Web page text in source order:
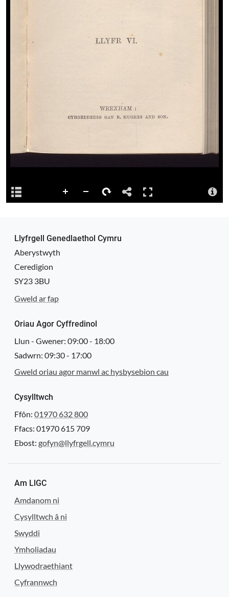
Ystorfa
Digidwyd y cynnwys hwn gan Lyfrgell Genedlaethol Cymru
Llyfrgell Genedlaethol Cymru – The National Library of Wales
Llyfrgell Genedlaethol Cymru
Aberystwyth
Ceredigion
SY23 3BU
Gweld ar fap
Oriau Agor Cyffredinol
Llun - Gwener: 09:00- 18:00
Sadwrn: 09:30- 17:00
Gweld oriau agor manwl ac hysbysebion cau
Cysylltwch
Ffôn: 01970 632 800
Ffacs: 01970 615 709
Ebost: gofyn@llyfrgell.cymru
Am LlGC
Amdanom ni
Cysylltwch â ni
Swyddi
Ymholiadau
Llywodraethiant
Cyfrannwch